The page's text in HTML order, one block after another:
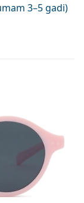
3–5 gadi)